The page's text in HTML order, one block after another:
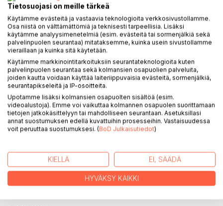
Kirja kertoo elämästä pienessä maalaiskylässä lähellä
itärajaa. Tällaisia kyliä oli 1900-luvulla ympäri Suomen.
Suomen itsenäisyyden pari ensimmäistä vuosikymmentä
olivat epävarmuuden ja levottomuuden aikaa. Itänaapurissa
oli uusi järjestys, jonka tarkoitus oli levittäytyä ympäri
maailman. 1930-luvulla vallitsi maailmanlaajuinen lama, joka
vaikutti myös Suomen oloihin. Sisällissodasta oli kulunut
runsaat parikymmentä vuotta, ja ihmisten mielissä olivat
edelleen sodan julmuudet ja vankileirit. Puturan kylässä,
josta tämä tarina kertoo, suojeluskunta toimi edelleen.
Kaikki eivät sitä hyvällä silmällä katsoneet, ja joskus asiasta
saattoi tulla pientä sanaharkkaa...
Kirjassa kerrotaan tarinoita savotoilta, metsäkämpiltä ja
tärkeä osa ihmisten ruokataloutta. Osa näistä tarinoista on
kirjailijan kokemia ja kuulemia, osa muiden ihmisten
kertomia. Kaikki tarinat perustuvat tositapahtumiin, jotka
ovat tapahtuneet "jollekin jossakin".
Tietosuojasi on meille tärkeä
Käytämme evästeitä ja vastaavia teknologioita verkkosivustollamme.
Osa niistä on välttämättömiä ja teknisesti tarpeellisia. Lisäksi
käytämme analyysimenetelmiä (esim. evästeitä tai sormenjälkiä sekä
palvelinpuolen seurantaa) mitataksemme, kuinka usein sivustollamme
vieraillaan ja kuinka sitä käytetään.
Käytämme markkinointitarkoituksiin seurantateknologioita kuten
palvelinpuolen seurantaa sekä kolmansien osapuolien palveluita,
joiden kautta voidaan käyttää laiteriippuvaisia evästeitä, sormenjälkiä,
seurantapikseleitä ja IP-osoitteita.
Upotamme lisäksi kolmansien osapuolten sisältöä (esim.
videoalustoja). Emme voi vaikuttaa kolmannen osapuolen suorittamaan
tietojen jatkokäsittelyyn tai mahdolliseen seurantaan. Asetuksillasi
annat suostumuksen edellä kuvattuihin prosesseihin. Vastaisuudessa
voit peruuttaa suostumuksesi. (BoD Julkaisutiedot)
KIELLÄ EI, SÄÄDÄ
HYVÄKSY KAIKKI